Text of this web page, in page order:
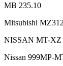
MB 235.10
Mitsubishi
NISSAN MT-
Nissan 999MP-